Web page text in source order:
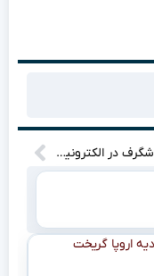
پیشرفت شگرف در الکترونیک؛ دستگاه‌های آینده می‌توانند بدون داغ‌شدن کار کنند